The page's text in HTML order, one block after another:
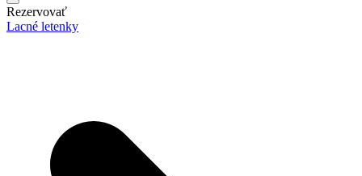
Rezervovať
Lacné letenky